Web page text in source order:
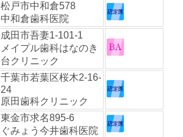
松戸市中和倉578
中和倉歯科医院
成田市吾妻1-101-1
メイプル歯科はなのき
台クリニック
千葉市若葉区桜木2-16-
24
原田歯科クリニック
東金市求名895-6
ぐみょう今井歯科医院